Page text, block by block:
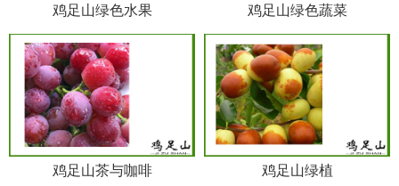
鸡足山绿色水果 鸡足山绿色蔬菜
鸡足山茶与咖啡 鸡足山绿植